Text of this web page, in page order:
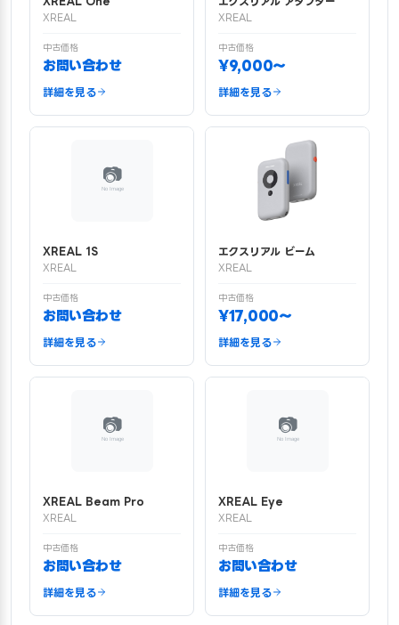
XREAL
中古価格
お問い合わせ
詳細を見る
XREAL
中古価格
¥9,000〜
詳細を見る
XREAL 1S
XREAL
中古価格
お問い合わせ
詳細を見る
エクスリアル ビーム
XREAL
中古価格
¥17,000〜
詳細を見る
XREAL Beam Pro
XREAL
中古価格
お問い合わせ
詳細を見る
XREAL Eye
XREAL
中古価格
お問い合わせ
詳細を見る